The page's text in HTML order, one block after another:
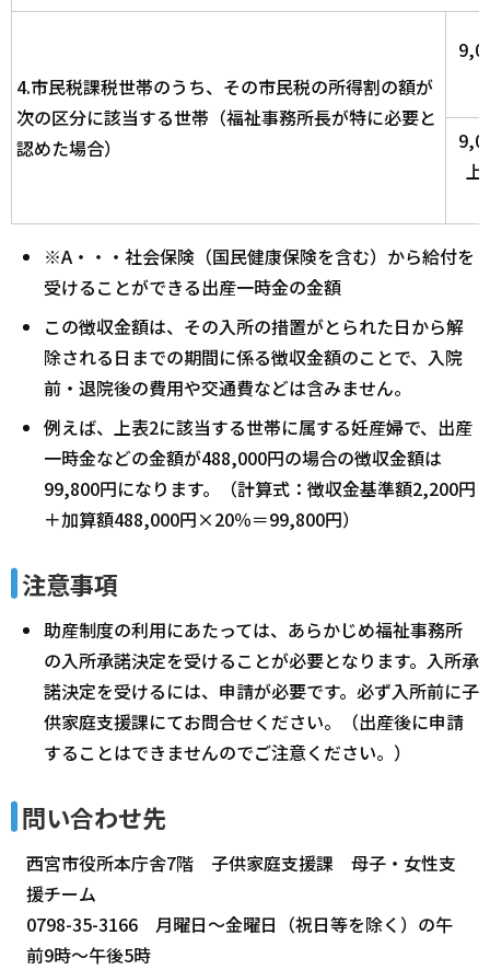
4.市民税課税世帯のうち、その市民税の所得割の額が
次の区分に該当する世帯（福祉事務所長が特に必要と
認めた場合）
上
※A・・・社会保険（国民健康保険を含む）から給付を
受けることができる出産一時金の金額
この徴収金額は、その入所の措置がとられた日から解
除される日までの期間に係る徴収金額のことで、入院
前・退院後の費用や交通費などは含みません。
例えば、上表2に該当する世帯に属する妊産婦で、出産
一時金などの金額が488,000円の場合の徴収金額は
99,800円になります。（計算式：徴収金基準額2,200円
＋加算額488,000円×20％＝99,800円）
注意事項
助産制度の利用にあたっては、あらかじめ福祉事務所
の入所承諾決定を受けることが必要となります。入所承
諾決定を受けるには、申請が必要です。必ず入所前に子
供家庭支援課にてお問合せください。（出産後に申請
することはできませんのでご注意ください。）
問い合わせ先
西宮市役所本庁舎7階 子供家庭支援課 母子・女性支
援チーム
0798-35-3166 月曜日～金曜日（祝日等を除く）の午
前9時～午後5時